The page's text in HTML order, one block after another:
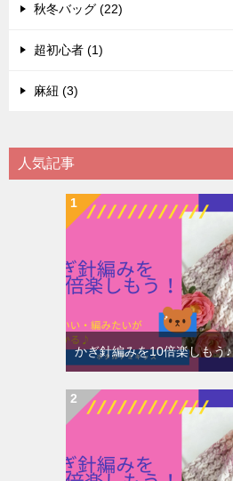
秋冬バッグ (22)
超初心者 (1)
麻紐 (3)
人気記事
かぎ針編みを10倍楽しもう♪